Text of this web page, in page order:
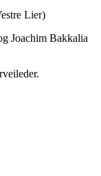
Lier)
Joachim Bakkalia